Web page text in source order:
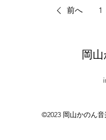
前へ 1
岡
©2023 岡山かのん音